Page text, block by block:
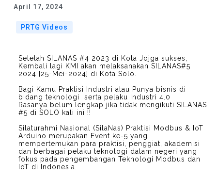
April 17, 2024
PRTG Videos
Setelah SILANAS #4 2023 di Kota Jojga sukses,
Kembali lagi KMI akan melaksanakan SILANAS#5
2024 [25-Mei-2024] di Kota Solo.
Bagi Kamu Praktisi Industri atau Punya bisnis di
bidang teknologi serta pelaku Industri 4.0
Rasanya belum lengkap jika tidak mengikuti SILANAS
#5 di SOLO kali ini !!
Silaturahmi Nasional (SilaNas) Praktisi Modbus & IoT
Arduino merupakan Event ke-5 yang
mempertemukan para praktisi, penggiat, akademisi
dan berbagai pelaku teknologi dalam negeri yang
fokus pada pengembangan Teknologi Modbus dan
IoT di Indonesia.